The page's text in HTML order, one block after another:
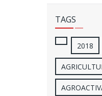
TAGS
2018